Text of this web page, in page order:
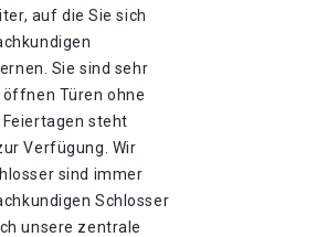
auf die Sie sich
Sie sind sehr
Türen ohne
steht
Verfügung. Wir
sind immer
Schlosser
unsere zentrale